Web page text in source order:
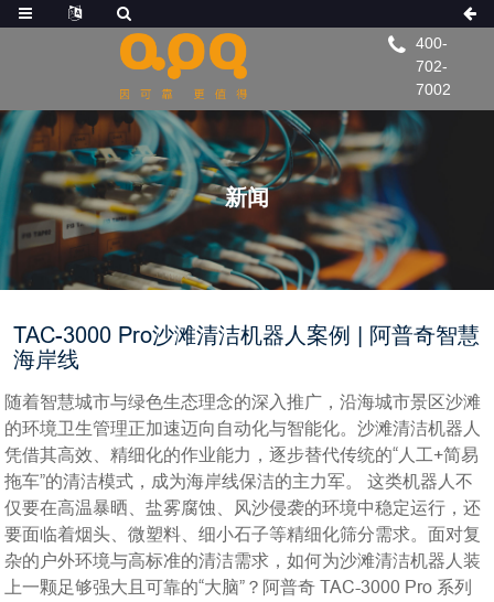
400-
702-
7002
新闻
TAC-3000 Pro沙滩清洁机器人案例 | 阿普奇智慧
海岸线
随着智慧城市与绿色生态理念的深入推广，沿海城市景区沙滩
的环境卫生管理正加速迈向自动化与智能化。沙滩清洁机器人
凭借其高效、精细化的作业能力，逐步替代传统的“人工+简易
拖车”的清洁模式，成为海岸线保洁的主力军。
这类机器人不
仅要在高温暴晒、盐雾腐蚀、风沙侵袭的环境中稳定运行，还
要面临着烟头、微塑料、细小石子等精细化筛分需求。面对复
杂的户外环境与高标准的清洁需求，如何为沙滩清洁机器人装
上一颗足够强大且可靠的“大脑”？阿普奇 TAC-3000 Pro 系列